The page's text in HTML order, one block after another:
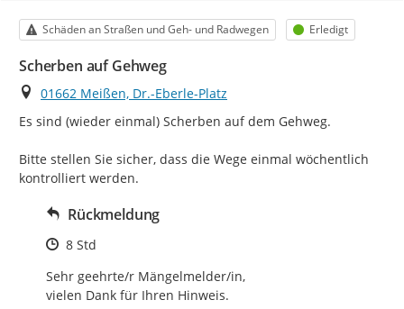
Kategorie
Schäden an Straßen und Geh- und Radwegen Status
Erledigt
Scherben auf Gehweg
Ort
01662 Meißen, Dr.-Eberle-Platz
Es sind (wieder einmal) Scherben auf dem Gehweg.
Bitte stellen Sie sicher, dass die Wege einmal wöchentlich
kontrolliert werden.
Rückmeldung
Zeitpunkt des Erstellens
8 Std
Sehr geehrte/r Mängelmelder/in,
vielen Dank für Ihren Hinweis.